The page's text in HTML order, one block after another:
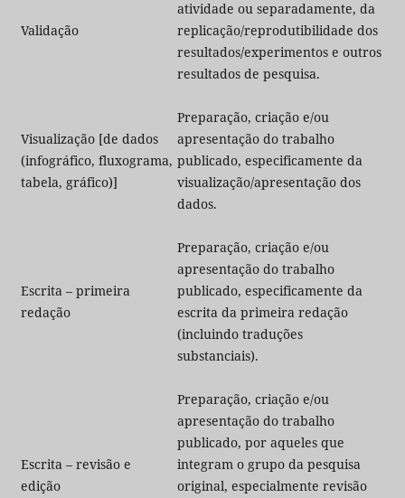
Validação
atividade ou separadamente, da
replicação/reprodutibilidade dos
resultados/experimentos e outros
resultados de pesquisa.
Visualização [de dados
(infográfico, fluxograma,
tabela, gráfico)]
Preparação, criação e/ou
apresentação do trabalho
publicado, especificamente da
visualização/apresentação dos
dados.
Escrita – primeira
redação
Preparação, criação e/ou
apresentação do trabalho
publicado, especificamente da
escrita da primeira redação
(incluindo traduções
substanciais).
Escrita – revisão e
edição
Preparação, criação e/ou
apresentação do trabalho
publicado, por aqueles que
integram o grupo da pesquisa
original, especialmente revisão